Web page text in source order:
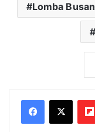
Lomba